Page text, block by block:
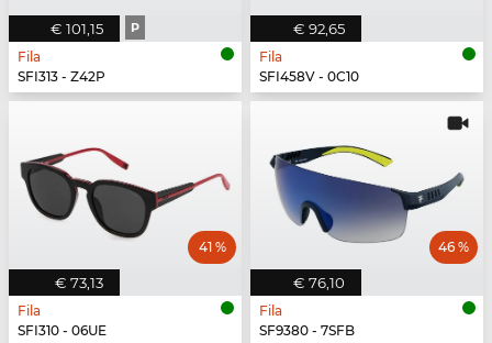
€ 101,15 P
Fila
SFI313 - Z42P
€ 92,65
Fila
SFI458V - 0C10
€ 73,13
41 %
Fila
SFI310 - 06UE
€ 76,10
46 %
Fila
SF9380 - 7SFB